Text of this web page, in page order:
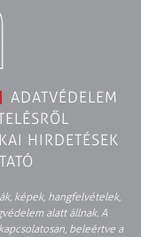
ADATVÉDELEM
HIRDETÉSEK
képek, hangfelvételek,
alatt állnak. A
beleértve a